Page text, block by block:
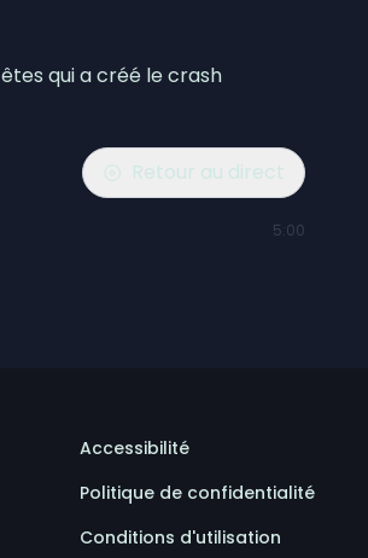
qui a créé le crash
Retour au direct
5:00
Accessibilité
Politique de confidentialité
Conditions d'utilisation